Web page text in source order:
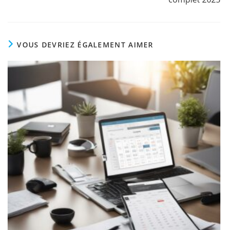
VOUS DEVRIEZ ÉGALEMENT AIMER